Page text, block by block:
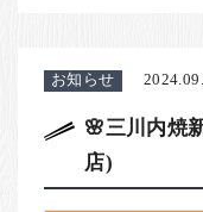
お知らせ
🌸三川内焼
店)